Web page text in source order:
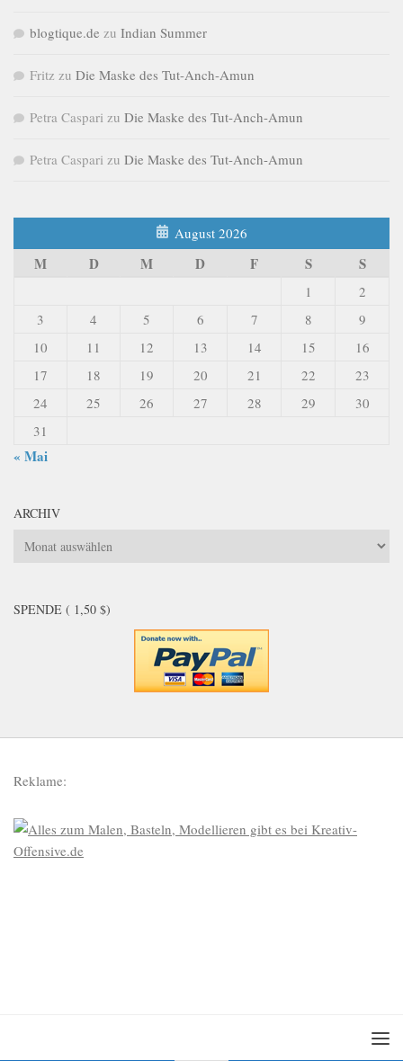
blogtique.de zu Indian Summer
Fritz zu Die Maske des Tut-Anch-Amun
Petra Caspari zu Die Maske des Tut-Anch-Amun
Petra Caspari zu Die Maske des Tut-Anch-Amun
August 2026
M D M D F S S
1
2
3
4 5 6 7 8
9
10
11 12 13 14 15
16
17
18 19 20 21 22
23
24
25 26 27 28 29
30
31
« Mai
ARCHIV
Archiv
SPENDE ( 1,50 $)
Reklame: